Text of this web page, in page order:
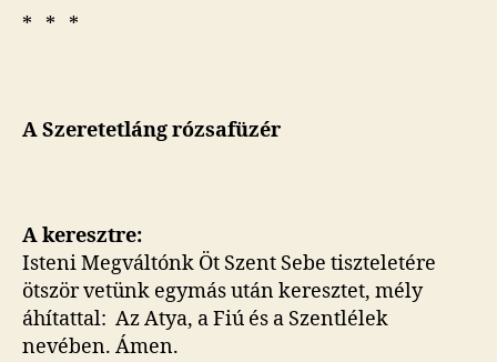
* * *
A Szeretetláng rózsafüzér
A keresztre:
Isteni Megváltónk Öt Szent Sebe tiszteletére
ötször vetünk egymás után keresztet, mély
áhítattal: Az Atya, a Fiú és a Szentlélek
nevében. Ámen.